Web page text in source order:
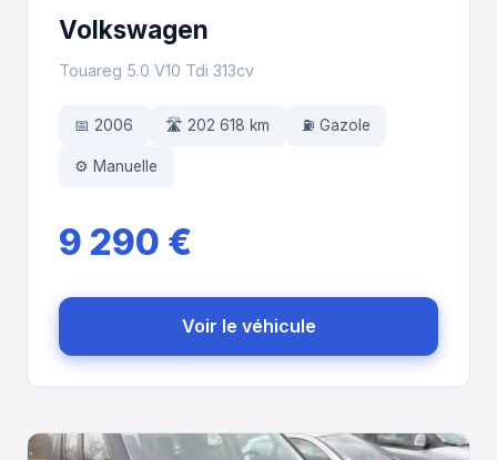
Volkswagen
Touareg 5.0 V10 Tdi 313cv
📅 2006 🛣️ 202 618 km ⛽ Gazole
⚙️ Manuelle
9 290 €
Voir le véhicule